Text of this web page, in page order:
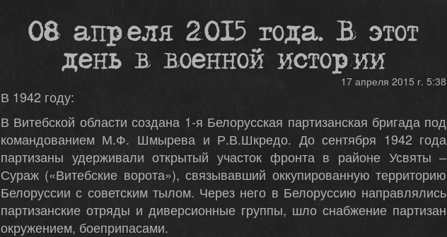
08 апреля 2015 года. В этот
день в военной истории
17 апреля 2015 г. 5:38
В 1942 году:
В Витебской области создана 1-я Белорусская партизанская бригада под
командованием М.Ф. Шмырева и Р.В.Шкредо. До сентября 1942 года
партизаны удерживали открытый участок фронта в районе Усвяты –
Сураж («Витебские ворота»), связывавший оккупированную территорию
Белоруссии с советским тылом. Через него в Белоруссию направлялись
партизанские отряды и диверсионные группы, шло снабжение партизан
окружением, боеприпасами.